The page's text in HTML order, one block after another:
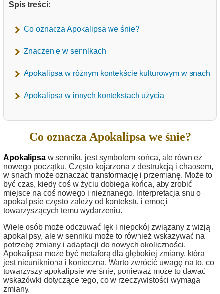
Spis treści:
Co oznacza Apokalipsa we śnie?
Znaczenie w sennikach
Apokalipsa w różnym kontekście kulturowym w snach
Apokalipsa w innych kontekstach użycia
Co oznacza Apokalipsa we śnie?
Apokalipsa w senniku jest symbolem końca, ale również
nowego początku. Często kojarzona z destrukcją i chaosem,
w snach może oznaczać transformację i przemianę. Może to
być czas, kiedy coś w życiu dobiega końca, aby zrobić
miejsce na coś nowego i nieznanego. Interpretacja snu o
apokalipsie często zależy od kontekstu i emocji
towarzyszących temu wydarzeniu.
Wiele osób może odczuwać lęk i niepokój związany z wizją
apokalipsy, ale w senniku może to również wskazywać na
potrzebę zmiany i adaptacji do nowych okoliczności.
Apokalipsa może być metaforą dla głębokiej zmiany, która
jest nieunikniona i konieczna. Warto zwrócić uwagę na to, co
towarzyszy apokalipsie we śnie, ponieważ może to dawać
wskazówki dotyczące tego, co w rzeczywistości wymaga
zmiany.